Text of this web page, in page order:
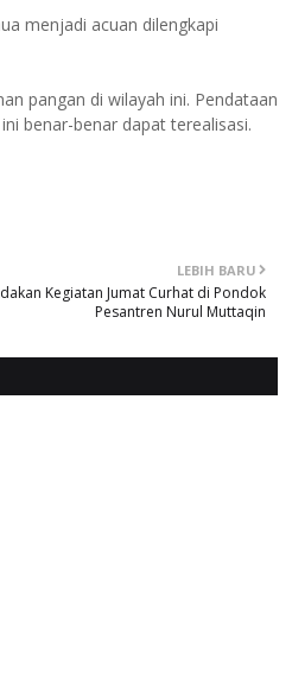
menjadi acuan dilengkapi
pangan di wilayah ini. Pendataan
benar-benar dapat terealisasi.
LEBIH BARU
Kegiatan Jumat Curhat di Pondok
Pesantren Nurul Muttaqin